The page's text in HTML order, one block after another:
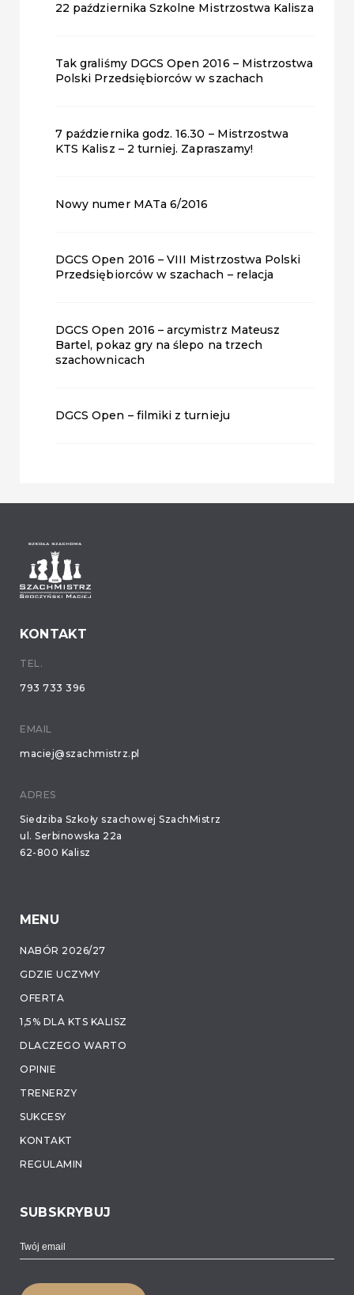
22 października Szkolne Mistrzostwa Kalisza
Tak graliśmy DGCS Open 2016 – Mistrzostwa
Polski Przedsiębiorców w szachach
7 października godz. 16.30 – Mistrzostwa
KTS Kalisz – 2 turniej. Zapraszamy!
Nowy numer MATa 6/2016
DGCS Open 2016 – VIII Mistrzostwa Polski
Przedsiębiorców w szachach – relacja
DGCS Open 2016 – arcymistrz Mateusz
Bartel, pokaz gry na ślepo na trzech
szachownicach
DGCS Open – filmiki z turnieju
KONTAKT
TEL.
793 733 396
EMAIL
maciej@szachmistrz.pl
ADRES
Siedziba Szkoły szachowej SzachMistrz
ul. Serbinowska 22a
62-800 Kalisz
MENU
NABÓR 2026/27
GDZIE UCZYMY
OFERTA
1,5% DLA KTS KALISZ
DLACZEGO WARTO
OPINIE
TRENERZY
SUKCESY
KONTAKT
REGULAMIN
SUBSKRYBUJ